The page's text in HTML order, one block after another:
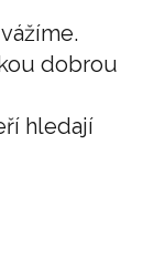
dobrou
hledají